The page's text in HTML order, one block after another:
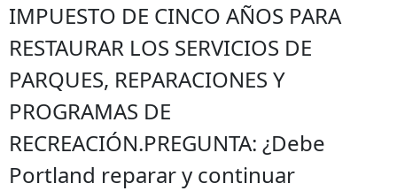
IMPUESTO DE CINCO AÑOS PARA
RESTAURAR LOS SERVICIOS DE
PARQUES, REPARACIONES Y
PROGRAMAS DE
RECREACIÓN.PREGUNTA: ¿Debe
Portland reparar y continuar